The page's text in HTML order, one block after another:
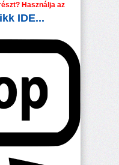
Használja az
IDE...